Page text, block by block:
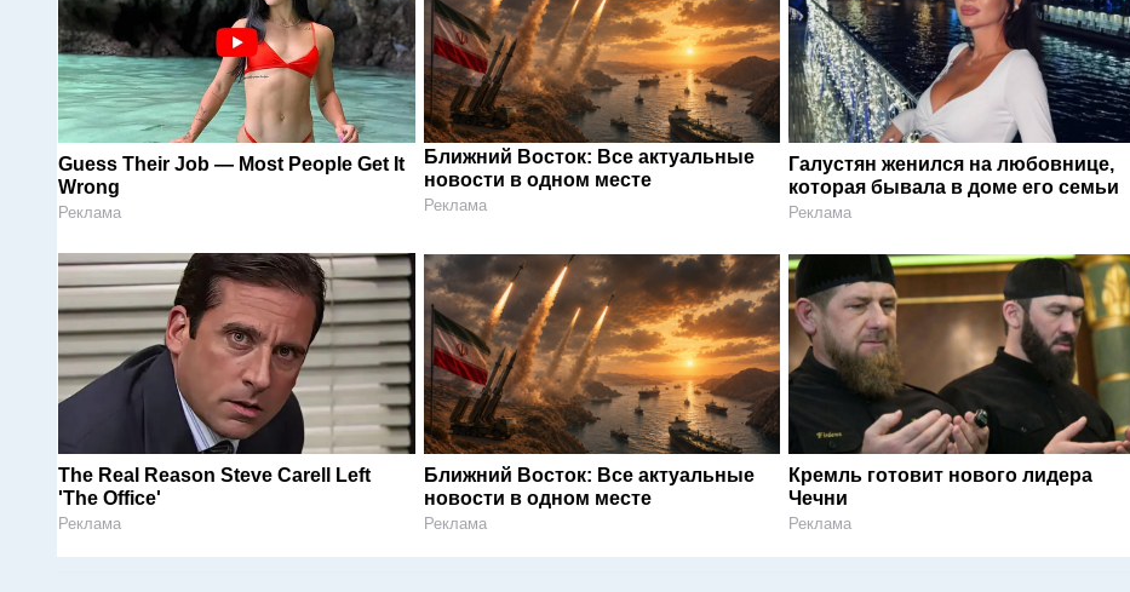
Guess Their Job — Most People Get It
Wrong
Реклама
Ближний Восток: Все актуальные
новости в одном месте
Реклама
Галустян женился на любовнице,
которая бывала в доме его семьи
Реклама
The Real Reason Steve Carell Left
'The Office'
Реклама
Ближний Восток: Все актуальные
новости в одном месте
Реклама
Кремль готовит нового лидера
Чечни
Реклама